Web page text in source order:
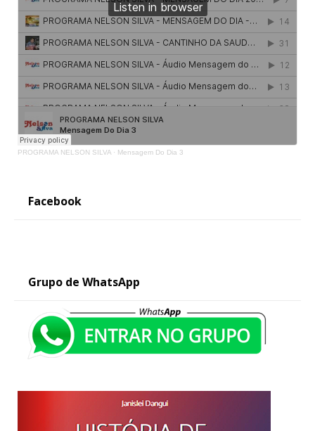
PROGRAMA NELSON SILVA · Mensagem Do Dia 3
Facebook
Grupo de WhatsApp